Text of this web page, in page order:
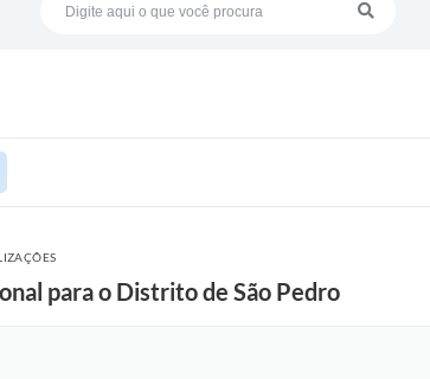
para o Distrito de São Pedro